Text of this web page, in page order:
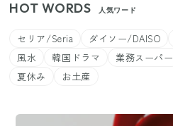
HOT WORDS 人気ワード
セリア/Seria ダイソー/DAISO
風水
韓国ドラマ 業務スーパー
夏休み
お土産